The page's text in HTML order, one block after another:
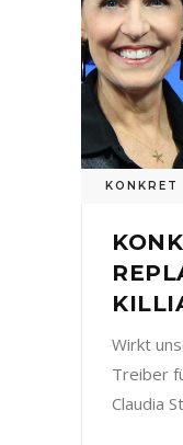
KONKRET
Wirkt
Treiber
Claudia